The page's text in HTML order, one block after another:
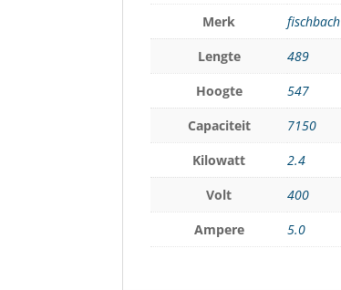
Merk
fischbach
Lengte
489
Hoogte
547
Capaciteit
7150
Kilowatt
2.4
Volt
400
Ampere
5.0